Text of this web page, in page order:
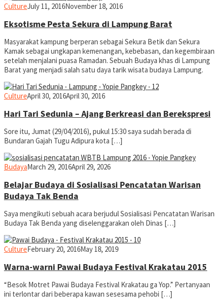
Cultureyopiefranz
July 11, 2016November 18, 2016
Eksotisme Pesta Sekura di Lampung Barat
Masyarakat kampung berperan sebagai Sekura Betik dan Sekura
Kamak sebagai ungkapan kemenangan, kebebasan, dan kegembiraan
setelah menjalani puasa Ramadan. Sebuah Budaya khas di Lampung
Barat yang menjadi salah satu daya tarik wisata budaya Lampung.
Cultureyopiefranz
April 30, 2016April 30, 2016
Hari Tari Sedunia – Ajang Berkreasi dan Berekspresi
Sore itu, Jumat (29/04/2016), pukul 15:30 saya sudah berada di
Bundaran Gajah Tugu Adipura kota […]
Budayayopiefranz
March 29, 2016April 29, 2026
Belajar Budaya di Sosialisasi Pencatatan Warisan
Budaya Tak Benda
Saya mengikuti sebuah acara berjudul Sosialisasi Pencatatan Warisan
Budaya Tak Benda yang diselenggarakan oleh Dinas […]
Cultureyopiefranz
February 20, 2016May 18, 2019
Warna-warni Pawai Budaya Festival Krakatau 2015
“Besok Motret Pawai Budaya Festival Krakatau ga Yop.” Pertanyaan
ini terlontar dari beberapa kawan sesesama pehobi […]